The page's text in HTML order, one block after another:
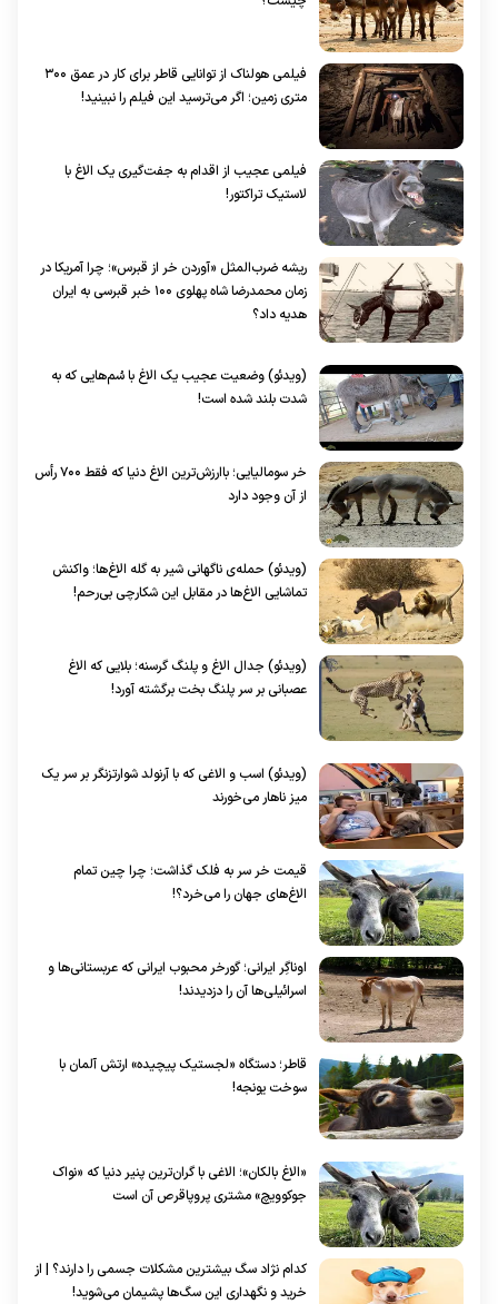
فیلمی هولناک از توانایی قاطر برای کار در عمق ۳۰۰
متری زمین؛ اگر می‌ترسید این فیلم را نبینید!
فیلمی عجیب از اقدام به جفت‌گیری یک الاغ با
لاستیک تراکتور!
ریشه ضرب‌المثل «آوردن خر از قبرس»؛ چرا آمریکا در
زمان محمدرضا شاه پهلوی ۱۰۰ خبر قبرسی به ایران
هدیه داد؟
(ویدئو) وضعیت عجیب یک الاغ با سُم‌هایی که به
شدت بلند شده است!
خر سومالیایی؛ باارزش‌ترین الاغ دنیا که فقط ۷۰۰ رأس
از آن وجود دارد
(ویدئو) حمله‌ی ناگهانی شیر به گله الاغ‌ها؛ واکنش
تماشایی الاغ‌ها در مقابل این شکارچی بی‌رحم!
(ویدئو) جدال الاغ و پلنگ گرسنه؛ بلایی که الاغ
عصبانی بر سر پلنگ بخت برگشته آورد!
(ویدئو) اسب و الاغی که با آرنولد شوارتزنگر بر سر یک
میز ناهار می‌خورند
قیمت خر سر به فلک گذاشت؛ چرا چین تمام
الاغ‌های جهان را می‌خرد؟!
اوناگِر ایرانی؛ گورخر محبوب ایرانی که عربستانی‌ها و
اسرائیلی‌ها آن را دزدیدند!
قاطر؛ دستگاه «لجستیک پیچیده» ارتش آلمان با
سوخت یونجه!
«الاغ بالکان»؛ الاغی با گران‌ترین پنیر دنیا که «نواک
جوکوویچ» مشتری پروپاقرص آن است
کدام نژاد سگ‌ بیشترین مشکلات جسمی را دارند؟ | از
خرید و نگهداری این سگ‌ها پشیمان می‌شوید!